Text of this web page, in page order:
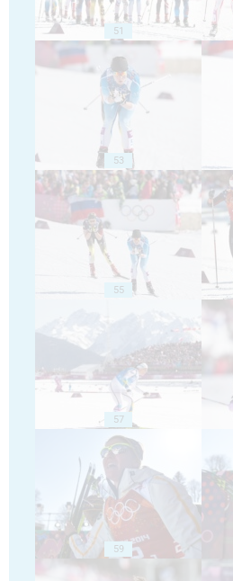
51
53
55
57
59